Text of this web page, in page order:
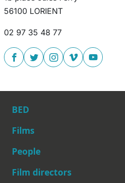
56100 LORIENT
02 97 35 48 77
Main navigation
BED
Films
People
Film directors